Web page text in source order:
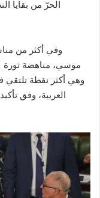
الحرّ من بقايا
وفي أكثر من
وهي أكثر نقطة تلتقي
العربية، وفق